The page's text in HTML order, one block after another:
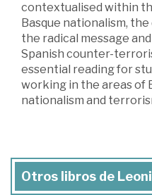
contextualised within
Basque nationalism,
the radical message
Spanish counter-
essential reading for
working in the areas of
nationalism and
Otros libros de